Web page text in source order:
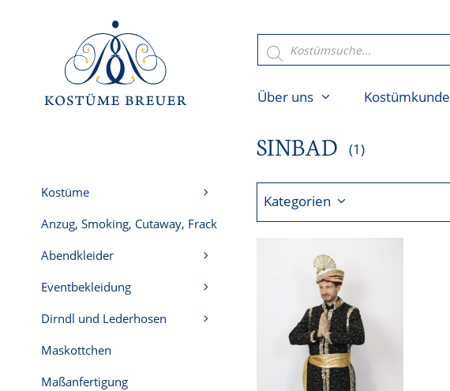
Products
search
Über uns Kostümkunde
SINBAD (1)
Kategorien
Kostüme
Anzug, Smoking, Cutaway, Frack
Abendkleider
Eventbekleidung
Dirndl und Lederhosen
Maskottchen
Maßanfertigung